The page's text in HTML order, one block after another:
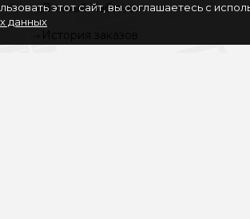
Личный Кабинет
История заказов
этот сайт, вы соглашаетесь с
данных